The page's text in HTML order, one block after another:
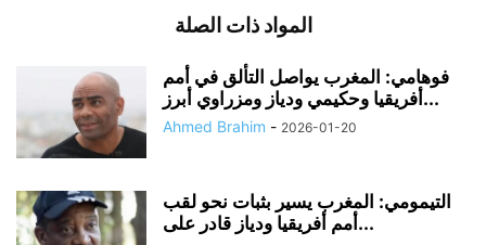
المواد ذات الصلة
فوهامي: المغرب يواصل التألق في أمم
أفريقيا وحكيمي ودياز ومزراوي أبرز...
Ahmed Brahim - 2026-01-20
التيمومي: المغرب يسير بثبات نحو لقب
أمم أفريقيا ودياز قادر على...